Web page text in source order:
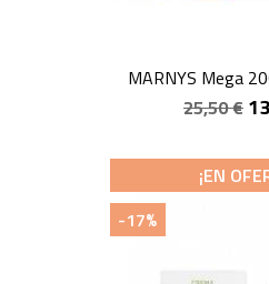
MARNYS Mega
25,50 €
¡EN
-17%